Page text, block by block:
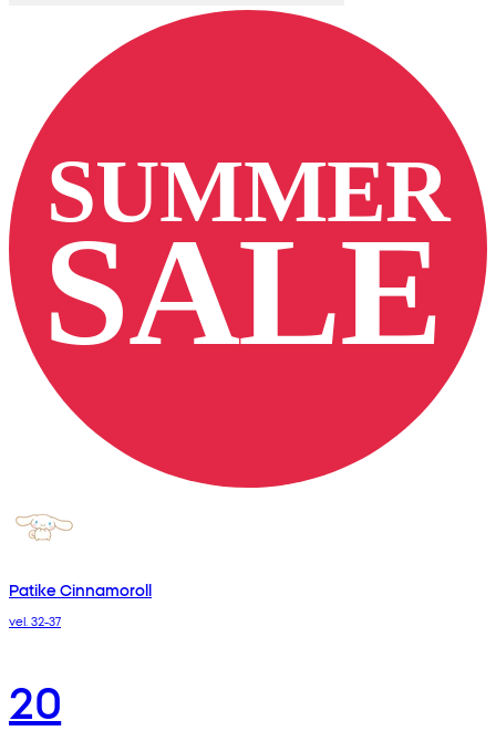
Patike Cinnamoroll
vel. 32-37
20